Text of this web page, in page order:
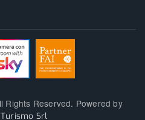
Rights Reserved. Powered by
Srl